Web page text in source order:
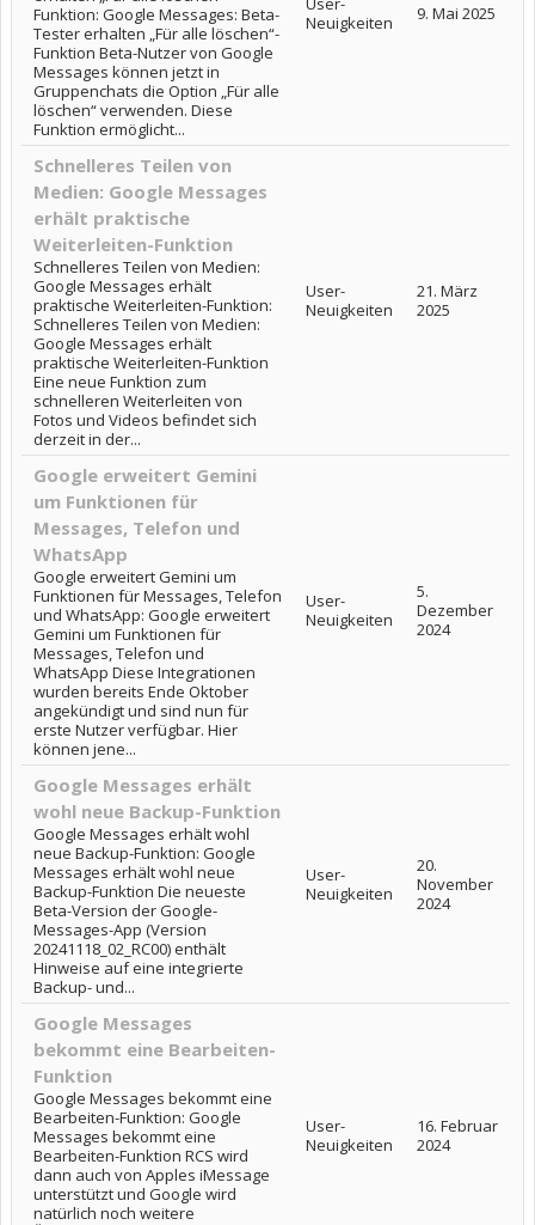
Funktion: Google Messages: Beta-
Tester erhalten „Für alle löschen“-
Funktion Beta-Nutzer von Google
Messages können jetzt in
Gruppenchats die Option „Für alle
löschen“ verwenden. Diese
Funktion ermöglicht...
Neuigkeiten
9. Mai 2025
Schnelleres Teilen von
Medien: Google Messages
erhält praktische
Weiterleiten-Funktion
Schnelleres Teilen von Medien:
Google Messages erhält
praktische Weiterleiten-Funktion:
Schnelleres Teilen von Medien:
Google Messages erhält
praktische Weiterleiten-Funktion
Eine neue Funktion zum
schnelleren Weiterleiten von
Fotos und Videos befindet sich
derzeit in der...
User-
Neuigkeiten
21. März
2025
Google erweitert Gemini
um Funktionen für
Messages, Telefon und
WhatsApp
Google erweitert Gemini um
Funktionen für Messages, Telefon
und WhatsApp: Google erweitert
Gemini um Funktionen für
Messages, Telefon und
WhatsApp Diese Integrationen
wurden bereits Ende Oktober
angekündigt und sind nun für
erste Nutzer verfügbar. Hier
können jene...
User-
Neuigkeiten
5.
Dezember
2024
Google Messages erhält
wohl neue Backup-Funktion
Google Messages erhält wohl
neue Backup-Funktion: Google
Messages erhält wohl neue
Backup-Funktion Die neueste
Beta-Version der Google-
Messages-App (Version
20241118_02_RC00) enthält
Hinweise auf eine integrierte
Backup- und...
User-
Neuigkeiten
20.
November
2024
Google Messages
bekommt eine Bearbeiten-
Funktion
Google Messages bekommt eine
Bearbeiten-Funktion: Google
Messages bekommt eine
Bearbeiten-Funktion RCS wird
dann auch von Apples iMessage
unterstützt und Google wird
natürlich noch weitere
User-
Neuigkeiten
16. Februar
2024